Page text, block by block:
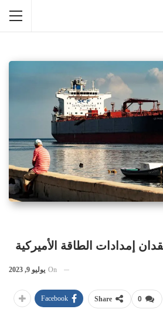
إمدادات الطاقة الأميركية
On يوليو 9, 2023
0
Share
Facebook